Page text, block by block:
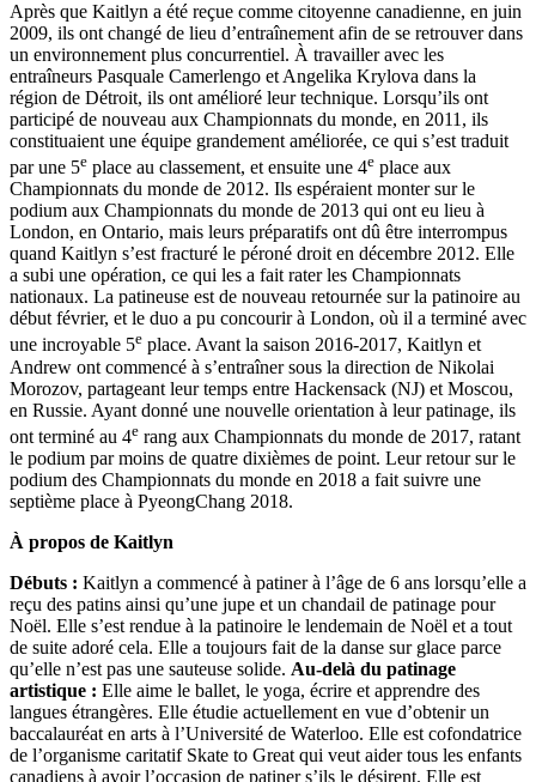
Après que Kaitlyn a été reçue comme citoyenne canadienne, en juin
2009, ils ont changé de lieu d’entraînement afin de se retrouver dans
un environnement plus concurrentiel. À travailler avec les
entraîneurs Pasquale Camerlengo et Angelika Krylova dans la
région de Détroit, ils ont amélioré leur technique. Lorsqu’ils ont
participé de nouveau aux Championnats du monde, en 2011, ils
constituaient une équipe grandement améliorée, ce qui s’est traduit
par une 5e place au classement, et ensuite une 4e place aux
Championnats du monde de 2012. Ils espéraient monter sur le
podium aux Championnats du monde de 2013 qui ont eu lieu à
London, en Ontario, mais leurs préparatifs ont dû être interrompus
quand Kaitlyn s’est fracturé le péroné droit en décembre 2012. Elle
a subi une opération, ce qui les a fait rater les Championnats
nationaux. La patineuse est de nouveau retournée sur la patinoire au
début février, et le duo a pu concourir à London, où il a terminé avec
une incroyable 5e place. Avant la saison 2016-2017, Kaitlyn et
Andrew ont commencé à s’entraîner sous la direction de Nikolai
Morozov, partageant leur temps entre Hackensack (NJ) et Moscou,
en Russie. Ayant donné une nouvelle orientation à leur patinage, ils
ont terminé au 4e rang aux Championnats du monde de 2017, ratant
le podium par moins de quatre dixièmes de point. Leur retour sur le
podium des Championnats du monde en 2018 a fait suivre une
septième place à PyeongChang 2018.
À propos de Kaitlyn
Débuts : Kaitlyn a commencé à patiner à l’âge de 6 ans lorsqu’elle a
reçu des patins ainsi qu’une jupe et un chandail de patinage pour
Noël. Elle s’est rendue à la patinoire le lendemain de Noël et a tout
de suite adoré cela. Elle a toujours fait de la danse sur glace parce
qu’elle n’est pas une sauteuse solide. Au‑delà du patinage
artistique : Elle aime le ballet, le yoga, écrire et apprendre des
langues étrangères. Elle étudie actuellement en vue d’obtenir un
baccalauréat en arts à l’Université de Waterloo. Elle est cofondatrice
de l’organisme caritatif Skate to Great qui veut aider tous les enfants
canadiens à avoir l’occasion de patiner s’ils le désirent. Elle est